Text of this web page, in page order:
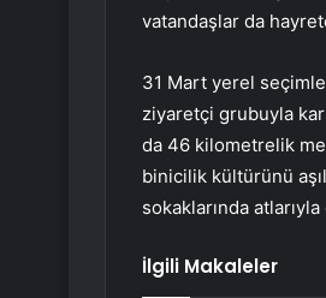
vatandaşlar da
31 Mart yerel
ziyaretçi grubuyla
da 46 kilometrelik
binicilik kültürünü
sokaklarında
İlgili Makaleler